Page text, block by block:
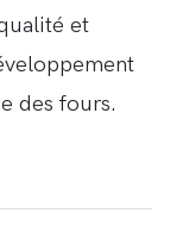
et
des fours.